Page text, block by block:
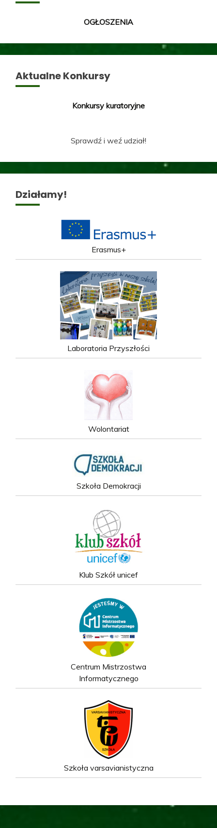
OGŁOSZENIA
Aktualne Konkursy
Konkursy kuratoryjne
Sprawdź i weź udział!
Działamy!
Erasmus+
Laboratoria Przyszłości
Wolontariat
Szkoła Demokracji
Klub Szkół unicef
Centrum Mistrzostwa
Informatycznego
Szkoła varsavianistyczna